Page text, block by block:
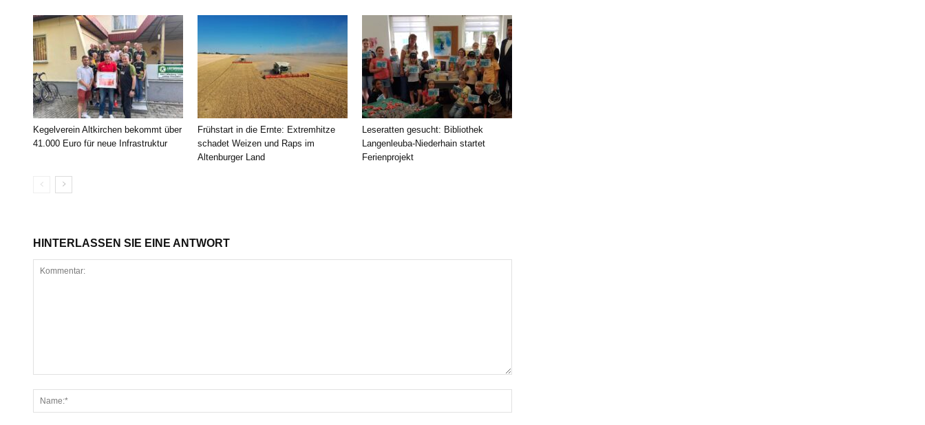
Kegelverein Altkirchen bekommt über
41.000 Euro für neue Infrastruktur
Frühstart in die Ernte: Extremhitze
schadet Weizen und Raps im
Altenburger Land
Leseratten gesucht: Bibliothek
Langenleuba-Niederhain startet
Ferienprojekt
HINTERLASSEN SIE EINE ANTWORT